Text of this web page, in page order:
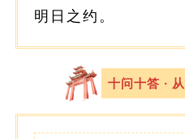
明日之约。
十问十答 ·